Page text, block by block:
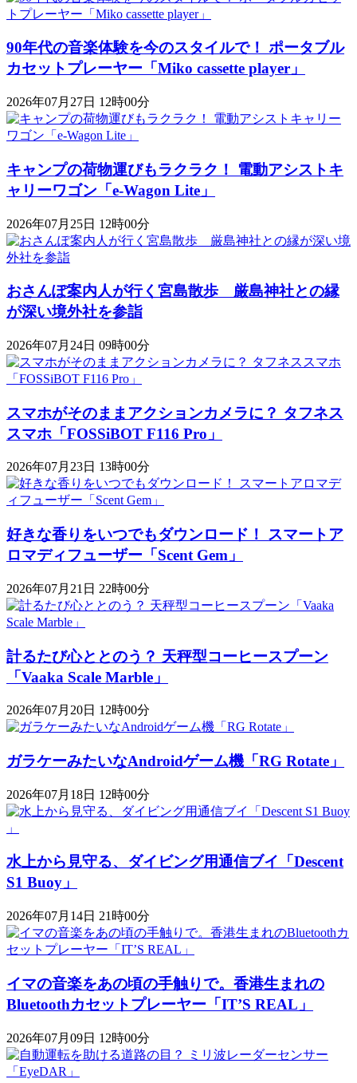
90年代の音楽体験を今のスタイルで！ ポータブル
カセットプレーヤー「Miko cassette player」
2026年07月27日 12時00分
キャンプの荷物運びもラクラク！ 電動アシストキ
ャリーワゴン「​​e-Wagon Lite」
2026年07月25日 12時00分
おさんぽ案内人が行く宮島散歩 厳島神社との縁
が深い境外社を参詣
2026年07月24日 09時00分
スマホがそのままアクションカメラに？ タフネス
スマホ「FOSSiBOT F116 Pro」
2026年07月23日 13時00分
好きな香りをいつでもダウンロード！ スマートア
ロマディフューザー「Scent Gem」
2026年07月21日 22時00分
計るたび心ととのう？ 天秤型コーヒースプーン
「Vaaka Scale Marble」
2026年07月20日 12時00分
ガラケーみたいなAndroidゲーム機「RG Rotate」
2026年07月18日 12時00分
水上から見守る、ダイビング用通信ブイ「Descent
S1 Buoy​​」
2026年07月14日 21時00分
イマの音楽をあの頃の手触りで。香港生まれの
Bluetoothカセットプレーヤー「IT’S REAL」
2026年07月09日 12時00分